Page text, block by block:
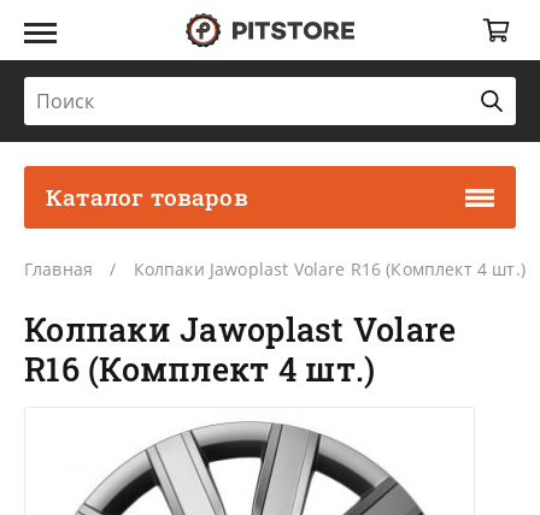
Каталог товаров
Главная Колпаки Jawoplast Volare R16 (Комплект 4 шт.)
Колпаки Jawoplast Volare
R16 (Комплект 4 шт.)